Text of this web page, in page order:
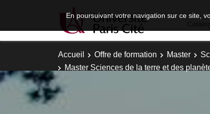
En poursuivant votre navigation sur ce site,
Accueil Offre de formation Master
Master Sciences de la terre et des